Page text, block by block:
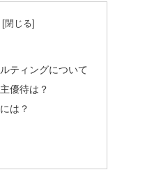
ティングについて
優待は？
は？